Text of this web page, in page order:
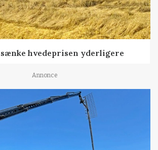
hvedeprisen yderligere
Annonce